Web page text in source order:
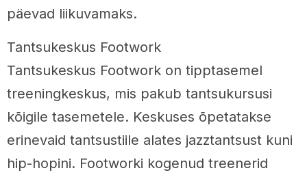
päevad liikuvamaks.
Tantsukeskus Footwork
Tantsukeskus Footwork on tipptasemel
treeningkeskus, mis pakub tantsukursusi
kõigile tasemetele. Keskuses õpetatakse
erinevaid tantsustiile alates jazztantsust kuni
hip-hopini. Footworki kogenud treenerid